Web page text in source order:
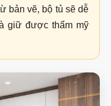
bản vẽ, bộ tủ sẽ dễ
giữ được thẩm mỹ